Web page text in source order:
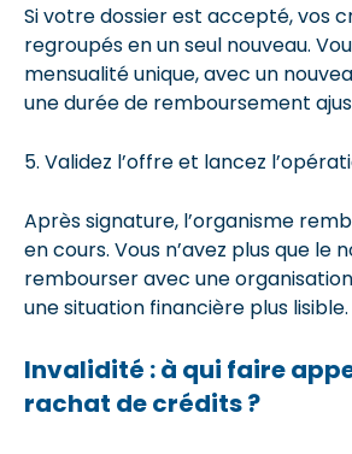
Si votre dossier est accepté, vos
regroupés en un seul nouveau.
mensualité unique, avec un
une durée de remboursement
5. Validez l’offre et lancez
Après signature, l’organisme
en cours. Vous n’avez plus que le
rembourser avec une
une situation financière plus lisible.
Invalidité : à qui faire
rachat de crédits ?